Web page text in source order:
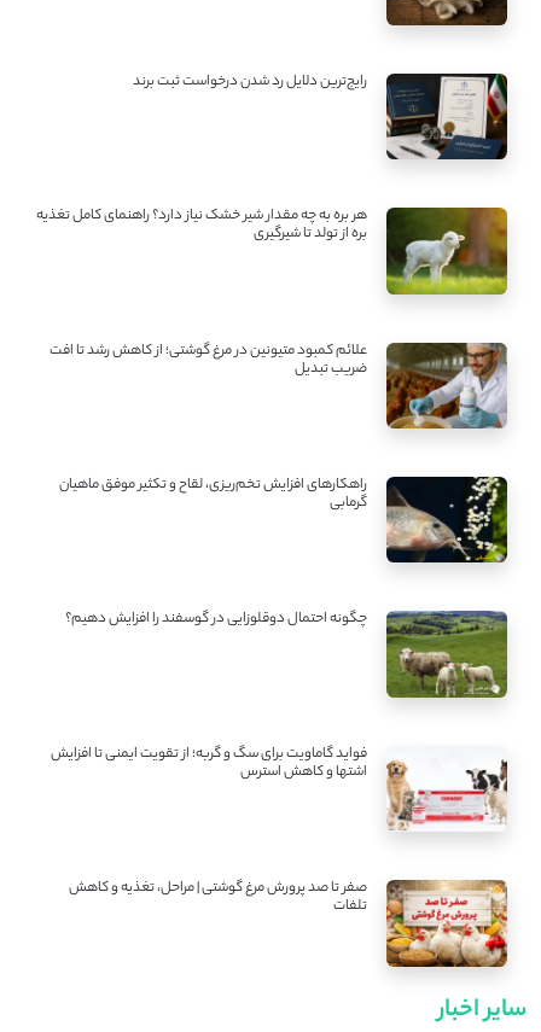
رایج‌ترین دلایل رد شدن درخواست ثبت برند
هر بره به چه مقدار شیر خشک نیاز دارد؟ راهنمای کامل تغذیه
بره از تولد تا شیرگیری
علائم کمبود متیونین در مرغ گوشتی؛ از کاهش رشد تا افت
ضریب تبدیل
راهکارهای افزایش تخم‌ریزی، لقاح و تکثیر موفق ماهیان
گرمابی
چگونه احتمال دوقلوزایی در گوسفند را افزایش دهیم؟
فواید گاماویت برای سگ و گربه؛ از تقویت ایمنی تا افزایش
اشتها و کاهش استرس
صفر تا صد پرورش مرغ گوشتی | مراحل، تغذیه و کاهش
تلفات
سایر اخبار